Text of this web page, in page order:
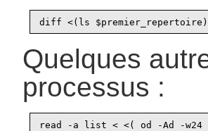
Quelques
processus :
read -a list < <( od -Ad -w24